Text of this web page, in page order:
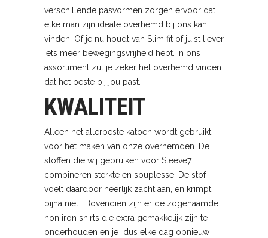
verschillende pasvormen zorgen ervoor dat
elke man zijn ideale overhemd bij ons kan
vinden. Of je nu houdt van Slim fit of juist liever
iets meer bewegingsvrijheid hebt. In ons
assortiment zul je zeker het overhemd vinden
dat het beste bij jou past.
KWALITEIT
Alleen het allerbeste katoen wordt gebruikt
voor het maken van onze overhemden. De
stoffen die wij gebruiken voor Sleeve7
combineren sterkte en souplesse. De stof
voelt daardoor heerlijk zacht aan, en krimpt
bijna niet. Bovendien zijn er de zogenaamde
non iron shirts die extra gemakkelijk zijn te
onderhouden en je dus elke dag opnieuw